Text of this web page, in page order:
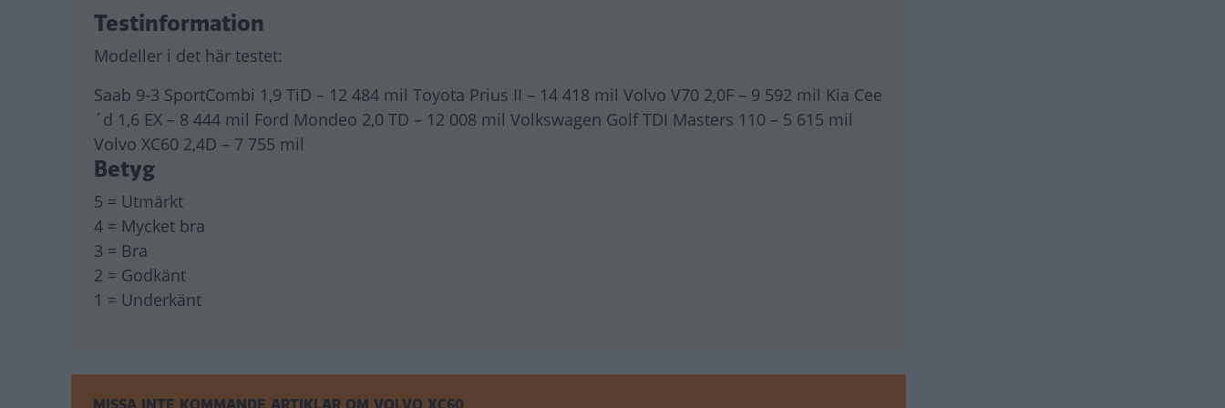
Testinformation
Modeller i det här testet:
Saab 9-3 SportCombi 1,9 TiD – 12 484 mil Toyota Prius II – 14 418 mil Volvo V70 2,0F – 9 592 mil Kia Cee
´d 1,6 EX – 8 444 mil Ford Mondeo 2,0 TD – 12 008 mil Volkswagen Golf TDI Masters 110 – 5 615 mil
Volvo XC60 2,4D – 7 755 mil
Betyg
5 = Utmärkt
4 = Mycket bra
3 = Bra
2 = Godkänt
1 = Underkänt